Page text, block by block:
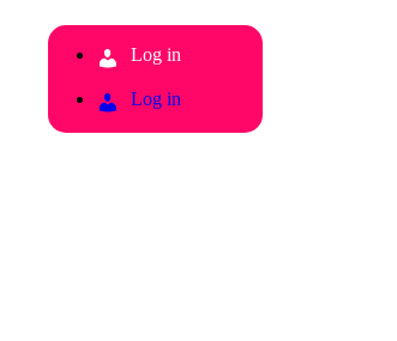
Log in
Log in
explore by touch or with swipe gestures.